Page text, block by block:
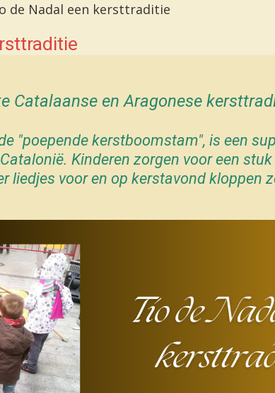
de Nadal een kersttraditie
Catalaanse en Aragonese
"poepende kerstboomstam", is een
Kinderen zorgen voor een
liedjes voor en op kerstavond kloppen